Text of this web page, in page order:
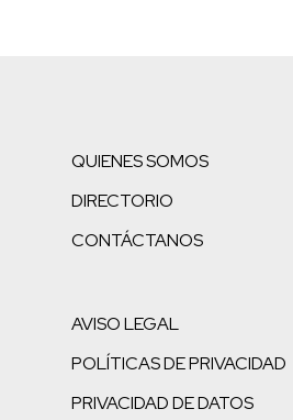
QUIENES SOMOS
DIRECTORIO
CONTÁCTANOS
AVISO LEGAL
POLÍTICAS DE PRIVACIDAD
PRIVACIDAD DE DATOS